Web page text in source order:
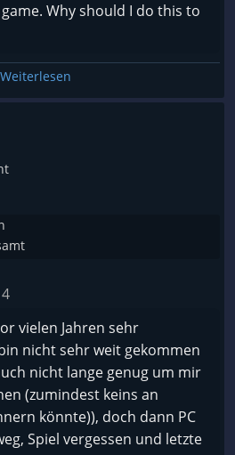
gerissen ,
beginn eines JEDEN
nach viel Geld und Zeit
(fast nur) die mit der Zeit
sehr lange Wartezeit auf
in Dungeons, Serverkicks
nicht meistern können ,
nicht verstehen oder nicht
Why should I do this to
Weiterlesen
vielen Jahren sehr
nicht sehr weit gekommen
nicht lange genug um mir
(zumindest keins an
könnte)), doch dann PC
Spiel vergessen und letzte